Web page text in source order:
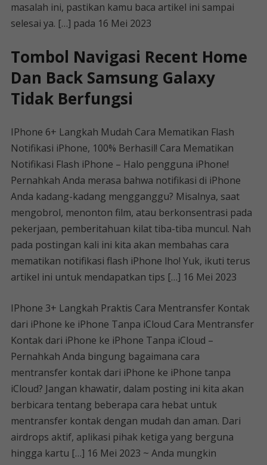
masalah ini, pastikan kamu baca artikel ini sampai
selesai ya. […] pada 16 Mei 2023
Tombol Navigasi Recent Home
Dan Back Samsung Galaxy
Tidak Berfungsi
IPhone 6+ Langkah Mudah Cara Mematikan Flash
Notifikasi iPhone, 100% Berhasil! Cara Mematikan
Notifikasi Flash iPhone – Halo pengguna iPhone!
Pernahkah Anda merasa bahwa notifikasi di iPhone
Anda kadang-kadang mengganggu? Misalnya, saat
mengobrol, menonton film, atau berkonsentrasi pada
pekerjaan, pemberitahuan kilat tiba-tiba muncul. Nah
pada postingan kali ini kita akan membahas cara
mematikan notifikasi flash iPhone lho! Yuk, ikuti terus
artikel ini untuk mendapatkan tips […] 16 Mei 2023
IPhone 3+ Langkah Praktis Cara Mentransfer Kontak
dari iPhone ke iPhone Tanpa iCloud Cara Mentransfer
Kontak dari iPhone ke iPhone Tanpa iCloud –
Pernahkah Anda bingung bagaimana cara
mentransfer kontak dari iPhone ke iPhone tanpa
iCloud? Jangan khawatir, dalam posting ini kita akan
berbicara tentang beberapa cara hebat untuk
mentransfer kontak dengan mudah dan aman. Dari
airdrops aktif, aplikasi pihak ketiga yang berguna
hingga kartu […] 16 Mei 2023 ~ Anda mungkin